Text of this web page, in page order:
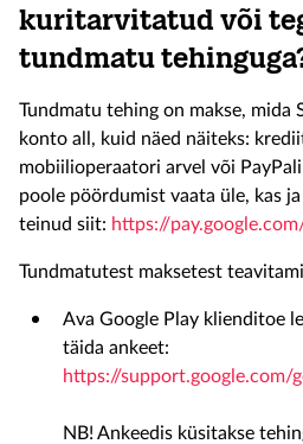
kuritarvitatud või
tundmatu
Tundmatu tehing on makse, mida
konto all, kuid näed näiteks:
mobiilioperaatori arvel või
poole pöördumist vaata üle, kas
teinud siit: https://
Tundmatutest maksetest
Ava Google Play klienditoe
täida ankeet:
https://support.google.com/
NB! Ankeedis küsitakse